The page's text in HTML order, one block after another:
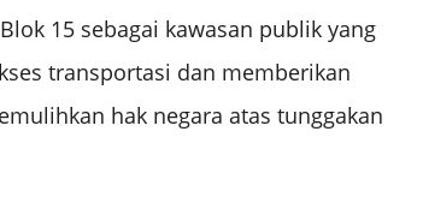
15 sebagai kawasan publik yang
transportasi dan memberikan
hak negara atas tunggakan